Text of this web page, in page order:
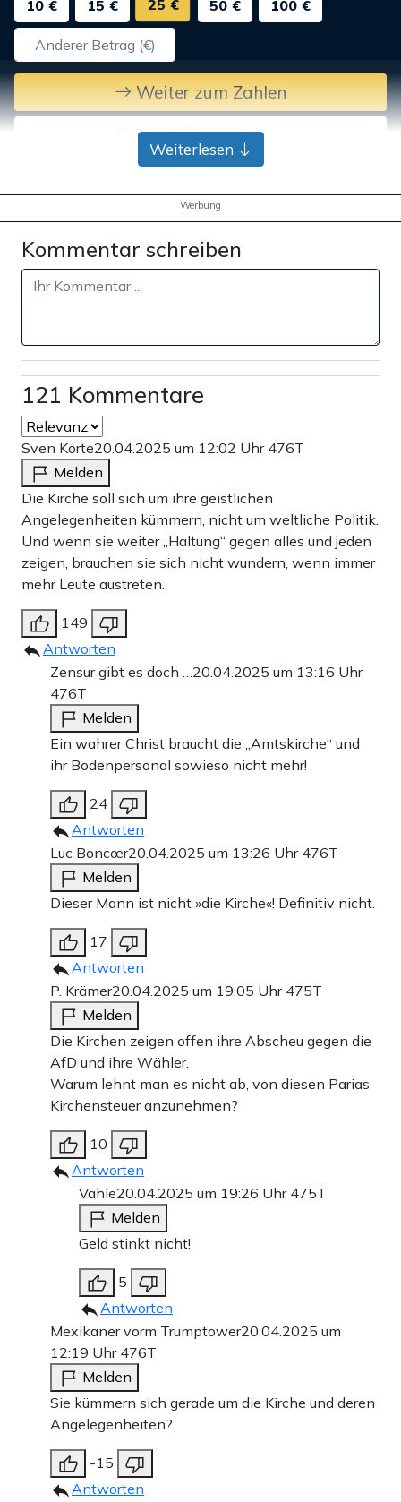
10 € 15 € 25 € 50 € 100 €
Weiter zum Zahlen
Bank-Überweisung
Weiterlesen
Werbung
Kommentar schreiben
121 Kommentare
Sven Korte20.04.2025 um 12:02 Uhr 476T
Melden
Die Kirche soll sich um ihre geistlichen
Angelegenheiten kümmern, nicht um weltliche Politik.
Und wenn sie weiter „Haltung“ gegen alles und jeden
zeigen, brauchen sie sich nicht wundern, wenn immer
mehr Leute austreten.
149
Antworten
Zensur gibt es doch …20.04.2025 um 13:16 Uhr
476T
Melden
Ein wahrer Christ braucht die „Amtskirche“ und
ihr Bodenpersonal sowieso nicht mehr!
24
Antworten
Luc Boncœr20.04.2025 um 13:26 Uhr 476T
Melden
Dieser Mann ist nicht »die Kirche«! Definitiv nicht.
17
Antworten
P. Krämer20.04.2025 um 19:05 Uhr 475T
Melden
Die Kirchen zeigen offen ihre Abscheu gegen die
AfD und ihre Wähler.
Warum lehnt man es nicht ab, von diesen Parias
Kirchensteuer anzunehmen?
10
Antworten
Vahle20.04.2025 um 19:26 Uhr 475T
Melden
Geld stinkt nicht!
5
Antworten
Mexikaner vorm Trumptower20.04.2025 um
12:19 Uhr 476T
Melden
Sie kümmern sich gerade um die Kirche und deren
Angelegenheiten?
-15
Antworten